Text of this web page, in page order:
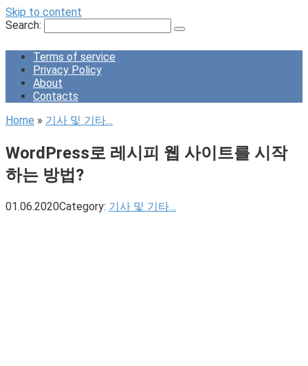
Skip to content
Search:
Terms of service
Privacy Policy
About
Contacts
Home » 기사 및 기타…
WordPress로 레시피 웹 사이트를 시작
하는 방법?
01.06.2020Category: 기사 및 기타…